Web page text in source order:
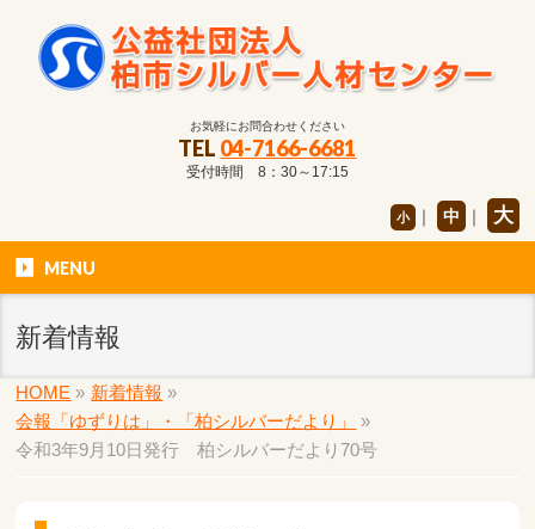
お気軽にお問合わせください
TEL 04-7166-6681
受付時間 8：30～17:15
小 ｜ 中 ｜ 大
MENU
新着情報
HOME » 新着情報 »
会報「ゆずりは」・「柏シルバーだより」
»
令和3年9月10日発行 柏シルバーだより70号